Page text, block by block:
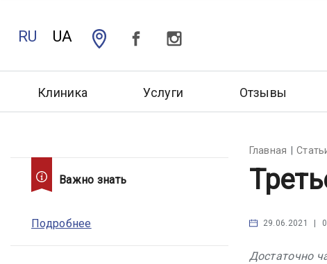
RU UA
Клиника Услуги Отзывы
Главная
29.06.2021 |
Достаточно
Важно знать
Подробнее